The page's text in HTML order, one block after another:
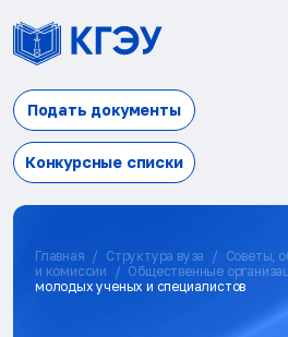
Подать документы
Конкурсные списки
Главная Структура вуза
Советы,
и комиссии
Общественные
молодых ученых и специалистов